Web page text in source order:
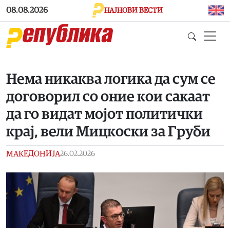
Skip to main content
08.08.2026 НАЈНОВИ ВЕСТИ
Нема никаква логика да сум се
договорил со оние кои сакаат
да го видат мојот политички
крај, вели Мицкоски за Груби
МАКЕДОНИЈА26.02.2026